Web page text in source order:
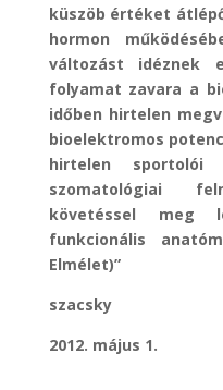
küszöb értéket
hormon
változást idéznek
folyamat zavara a
időben hirtelen
bioelektromos
hirtelen
szomatológiai
követéssel meg
funkcionális
Elmélet)”
szacsky
2012. május 1.